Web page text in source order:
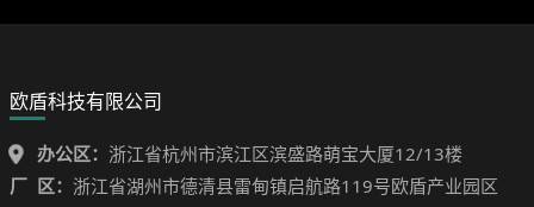
欧盾科技有限公司
办公区： 浙江省杭州市滨江区滨盛路萌宝大厦12/13楼
厂 区： 浙江省湖州市德清县雷甸镇启航路119号欧盾产业园区